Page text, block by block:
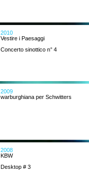
2010
Vestire i Paesaggi
Concerto sinottico n° 4
2009
warburghiana per Schwitters
2008
KBW
Desktop # 3